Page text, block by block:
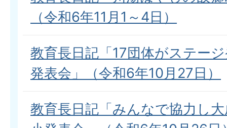
（令和6年11月1～4日）
教育長日記「17団体がステー
発表会」（令和6年10月27日）
教育長日記「みんなで協力し